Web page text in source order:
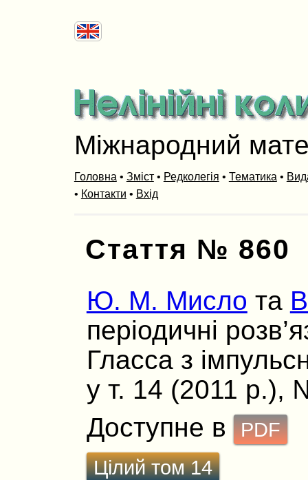
Міжнародний
Головна • Зміст• Редколегія • Тематика •
• Контакти • Вхід
Стаття № 860
Ю. М. Мисло та
перiодичнi
Гласса з
у т. 14 (2011 р.),
Доступне в
PDF
Цілий том 14